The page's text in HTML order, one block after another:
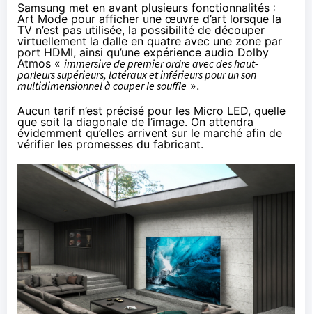
Samsung met en avant plusieurs fonctionnalités :
Art Mode pour afficher une œuvre d’art lorsque la
TV n’est pas utilisée, la possibilité de découper
virtuellement la dalle en quatre avec une zone par
port HDMI, ainsi qu’une expérience audio Dolby
Atmos « immersive de premier ordre avec des haut-
parleurs supérieurs, latéraux et inférieurs pour un son
multidimensionnel à couper le souffle ».
Aucun tarif n’est précisé pour les Micro LED, quelle
que soit la diagonale de l’image. On attendra
évidemment qu’elles arrivent sur le marché afin de
vérifier les promesses du fabricant.